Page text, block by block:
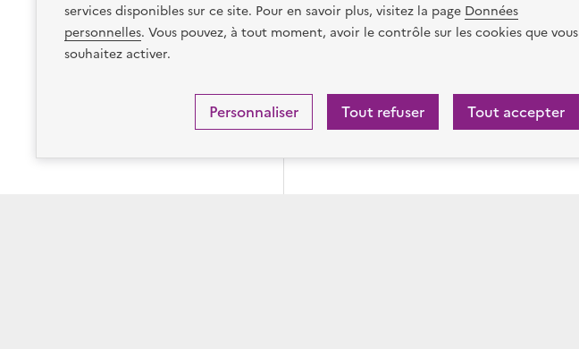
services disponibles sur ce site. Pour en savoir plus, visitez la page Données
personnelles. Vous pouvez, à tout moment, avoir le contrôle sur les cookies que vous
souhaitez activer.
Tout accepter
Tout refuser
Personnaliser